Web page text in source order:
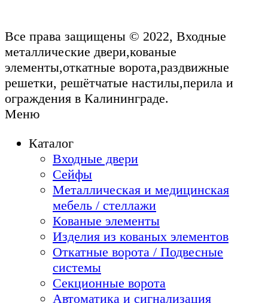
Все права защищены © 2022, Входные
металлические двери,кованые
элементы,откатные ворота,раздвижные
решетки, решётчатые настилы,перила и
ограждения в Калининграде.
Меню
Каталог
Входные двери
Сейфы
Металлическая и медицинская
мебель / стеллажи
Кованые элементы
Изделия из кованых элементов
Откатные ворота / Подвесные
системы
Секционные ворота
Автоматика и сигнализация